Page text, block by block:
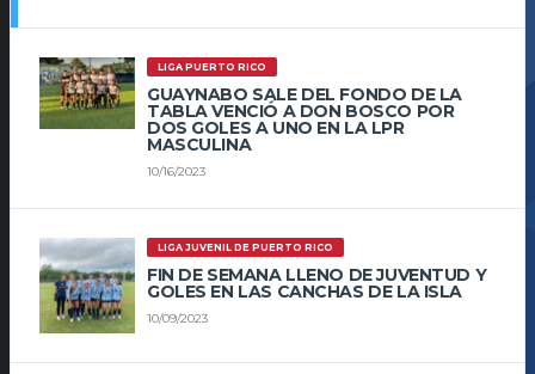
LIGA PUERTO RICO
GUAYNABO SALE DEL FONDO DE LA
TABLA VENCIÓ A DON BOSCO POR
DOS GOLES A UNO EN LA LPR
MASCULINA
10/16/2023
LIGA JUVENIL DE PUERTO RICO
FIN DE SEMANA LLENO DE JUVENTUD Y
GOLES EN LAS CANCHAS DE LA ISLA
10/09/2023